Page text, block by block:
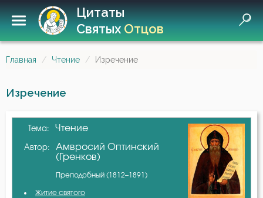
Цитаты
СвятыхОтцов
Главная Чтение Изречение
Изречение
Тема: Чтение
Автор:
Амвросий Оптинский
(Гренков)
Преподобный (1812–1891)
Житие святого